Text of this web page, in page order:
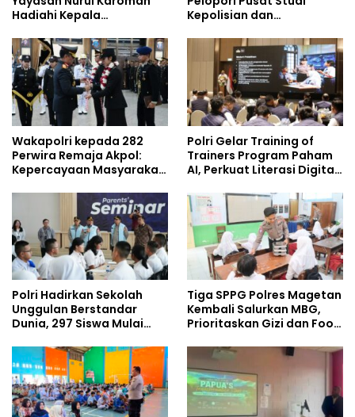
Hadiahi Kepala
Umrah
Kepolisian dan
Policing Masuki Babak
Wakapolri kepada 282
Perwira Remaja Akpol:
Kepercayaan Masyarakat
Polri Gelar Training of
Trainers Program Paham
AI, Perkuat Literasi Digital
Polri Hadirkan Sekolah
Unggulan Berstandar
Dunia, 297 Siswa Mulai
Tiga SPPG Polres Magetan
Kembali Salurkan MBG,
Prioritaskan Gizi dan Food